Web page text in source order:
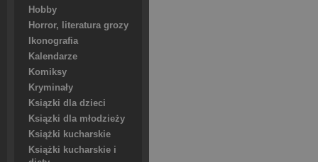
Hobby
Horror, literatura grozy
Ikonografia
Kalendarze
Komiksy
Kryminały
Ksiązki dla dzieci
Ksiązki dla młodzieży
Książki kucharskie
Książki kucharskie i